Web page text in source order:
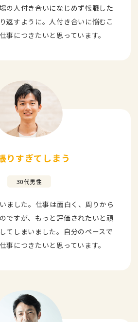
の人付き合いになじめず転職した
返すように。人付き合いに悩むこ
事につきたいと思っています。
りすぎてしまう
30代男性
ました。仕事は面白く、周りから
ですが、もっと評価されたいと頑
てしまいました。自分のペースで
事につきたいと思っています。